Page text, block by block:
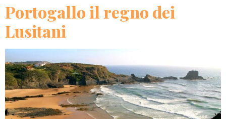
Portogallo il regno dei
Lusitani